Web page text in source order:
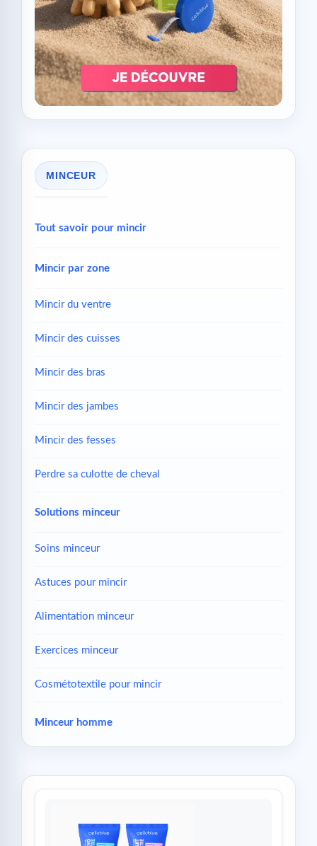
MINCEUR
Tout savoir pour mincir
Mincir par zone
Mincir du ventre
Mincir des cuisses
Mincir des bras
Mincir des jambes
Mincir des fesses
Perdre sa culotte de cheval
Solutions minceur
Soins minceur
Astuces pour mincir
Alimentation minceur
Exercices minceur
Cosmétotextile pour mincir
Minceur homme